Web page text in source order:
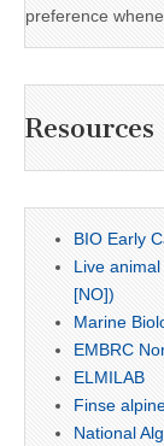
preference
BIO Early
Live
[NO])
Marine
EMBRC
ELMILAB
Finse
National